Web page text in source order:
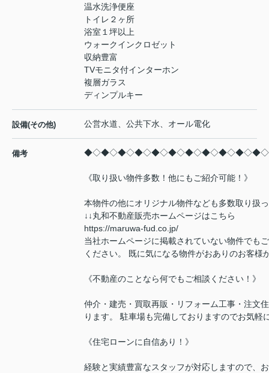
温水洗浄便座
トイレ２ヶ所
浴室１坪以上
ウォークインクロゼット
収納豊富
TVモニタ付インターホン
複層ガラス
ディンプルキー
設備(その他) 公営水道、公共下水、オール電化
備考
《取り扱い物件多数！他にもご紹介可能！》
本物件の他にオリジナル物件なども多数取り扱
↓↓丸和不動産販売ホームページはこちら
https://maruwa-fud.co.jp/
当社ホームページに掲載されていない物件でも
ください。 既に気になる物件がおありのお客様
《不動産のことなら何でもご相談ください！》
仲介・建売・買取再販・リフォーム工事・注文
ります。 駐車場も完備しておりますのでお気軽
《住宅ローンに自信あり！》
経験と実績豊富なスタッフが対応しますので、